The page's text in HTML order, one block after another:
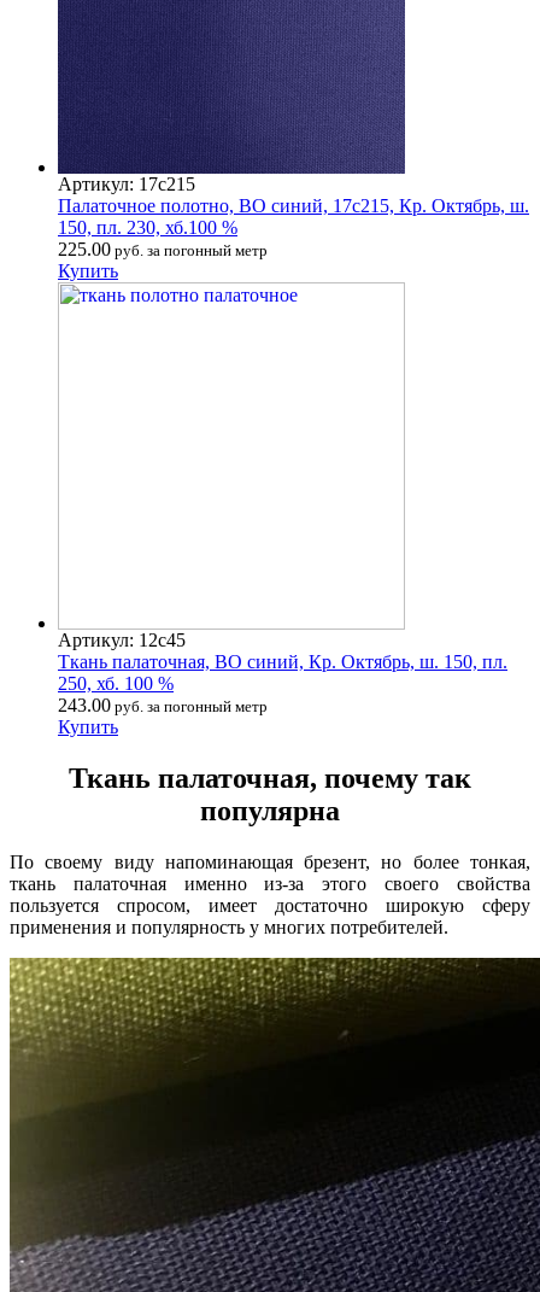
Артикул: 17с215
Палаточное полотно, ВО синий, 17с215, Кр. Октябрь, ш.
150, пл. 230, хб.100 %
225.00 руб. за погонный метр
Купить
Артикул: 12с45
Ткань палаточная, ВО синий, Кр. Октябрь, ш. 150, пл.
250, хб. 100 %
243.00 руб. за погонный метр
Купить
Ткань палаточная, почему так
популярна
По своему виду напоминающая брезент, но более тонкая,
ткань палаточная именно из-за этого своего свойства
пользуется спросом, имеет достаточно широкую сферу
применения и популярность у многих потребителей.